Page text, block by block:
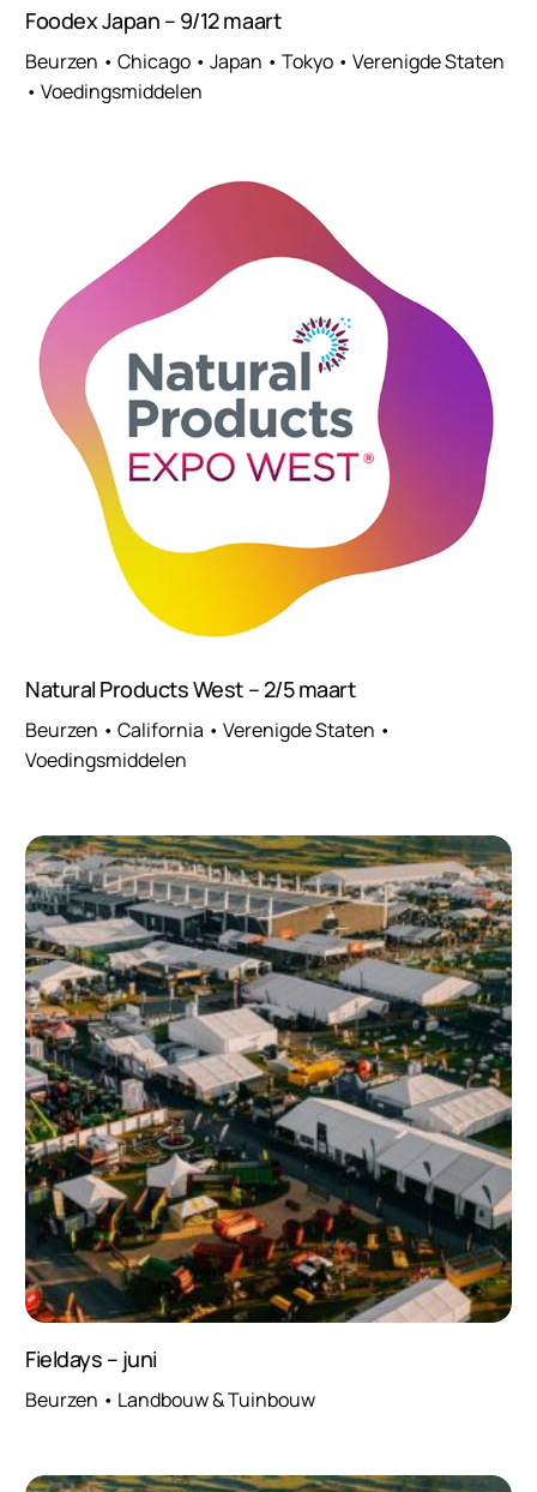
Foodex Japan – 9/12 maart
Beurzen • Chicago • Japan • Tokyo • Verenigde Staten
• Voedingsmiddelen
Natural Products West – 2/5 maart
Beurzen • California • Verenigde Staten •
Voedingsmiddelen
Fieldays – juni
Beurzen • Landbouw & Tuinbouw